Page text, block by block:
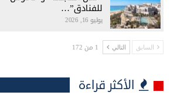
للفنادق”…
يوليو 16, 2026
السابق التالي 1 من 172
الأكثر قراءة